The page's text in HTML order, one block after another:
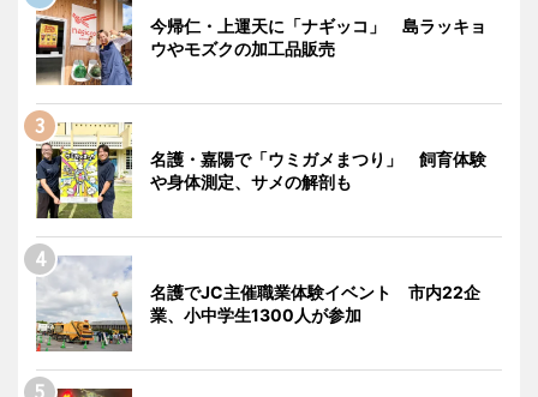
今帰仁・上運天に「ナギッコ」 島ラッキョ
ウやモズクの加工品販売
名護・嘉陽で「ウミガメまつり」 飼育体験
や身体測定、サメの解剖も
名護でJC主催職業体験イベント 市内22企
業、小中学生1300人が参加